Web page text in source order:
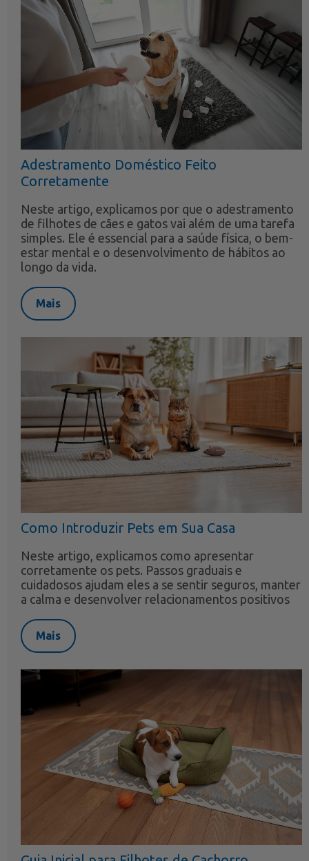
Adestramento Doméstico Feito
Corretamente
Neste artigo, explicamos por que o adestramento
de filhotes de cães e gatos vai além de uma tarefa
simples. Ele é essencial para a saúde física, o bem-
estar mental e o desenvolvimento de hábitos ao
longo da vida.
Mais
Como Introduzir Pets em Sua Casa
Neste artigo, explicamos como apresentar
corretamente os pets. Passos graduais e
cuidadosos ajudam eles a se sentir seguros, manter
a calma e desenvolver relacionamentos positivos
Mais